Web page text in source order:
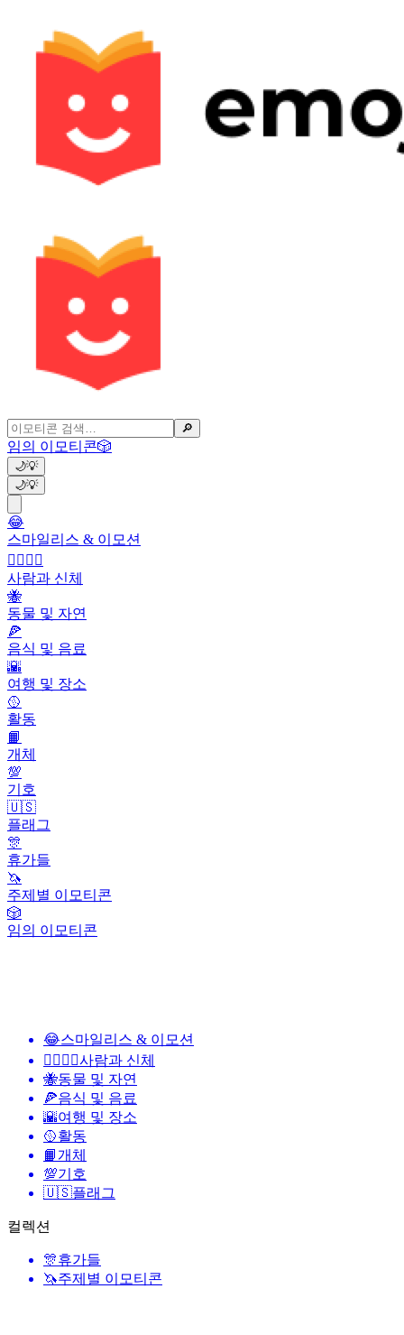
🔎
임의 이모티콘🎲
🌙💡
🌙💡
😂
스마일리스 & 이모션
👩‍❤️‍💋‍👨
사람과 신체
🐝
동물 및 자연
🍕
음식 및 음료
🌇
여행 및 장소
🥎
활동
📙
개체
💯
기호
🇺🇸
플래그
🎊
휴가들
🦄
주제별 이모티콘
🎲
임의 이모티콘
😂스마일리스 & 이모션
👩‍❤️‍💋‍👨사람과 신체
🐝동물 및 자연
🍕음식 및 음료
🌇여행 및 장소
🥎활동
📙개체
💯기호
🇺🇸플래그
컬렉션
🎊휴가들
🦄주제별 이모티콘